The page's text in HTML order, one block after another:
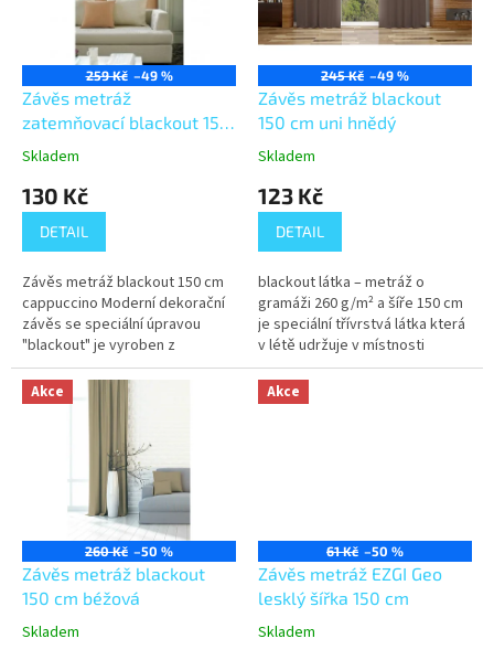
259 Kč –49 %
Závěs metráž
zatemňovací blackout 150
cm cappuccino
Skladem
130 Kč
DETAIL
Závěs metráž blackout 150 cm
cappuccino Moderní dekorační
závěs se speciální úpravou
"blackout" je vyroben z
nejkvalitnější 100 % stínící látky.
Uvnitř materiálu je vetkaná...
245 Kč –49 %
Závěs metráž blackout
150 cm uni hnědý
Skladem
123 Kč
DETAIL
blackout látka – metráž o
gramáži 260 g/m² a šíře 150 cm
je speciální třívrstvá látka která
v létě udržuje v místnosti
příjemný chlad a vypadá
luxusně. Částečně také tlumí...
Akce
260 Kč –50 %
Závěs metráž blackout
150 cm béžová
Skladem
Akce
61 Kč –50 %
Závěs metráž EZGI Geo
lesklý šířka 150 cm
Skladem